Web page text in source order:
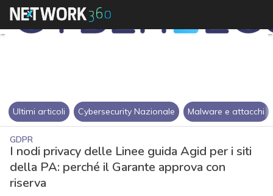
Ultimi articoli Cybersecurity Nazionale Malware e attacchi
GDPR
I nodi privacy delle Linee guida Agid per i siti
della PA: perché il Garante approva con
riserva